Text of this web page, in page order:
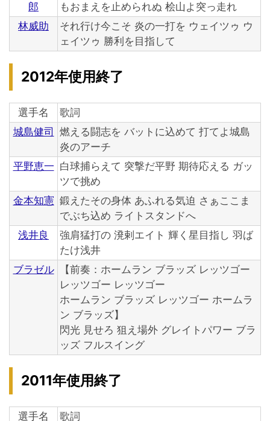
郎
もおまえを止められぬ 桧山よ突っ走れ
林威助
それ行け今こそ 炎の一打を ウェイツゥ ウ
ェイツゥ 勝利を目指して
2012年使用終了
選手名
歌詞
城島健司
燃える闘志を バットに込めて 打てよ城島
炎のアーチ
平野恵一 白球捕らえて 突撃だ平野 期待応える ガッ
ツで挑め
金本知憲 鍛えたその身体 あふれる気迫 さぁここま
でぶち込め ライトスタンドへ
浅井良
強肩猛打の 溌剌エイト 輝く星目指し 羽ば
たけ浅井
ブラゼル
【前奏：ホームラン ブラッズ レッツゴー
レッツゴー レッツゴー
ホームラン ブラッズ レッツゴー ホームラ
ン ブラッズ】
閃光 見せろ 狙え場外 グレイトパワー ブラ
ッズ フルスイング
2011年使用終了
選手名 歌詞